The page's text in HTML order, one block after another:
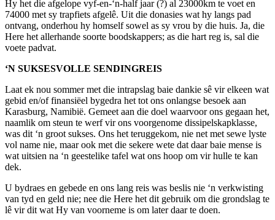
Hy het die afgelope vyf-en-‘n-half jaar (?) al 23000km te voet en
74000 met sy trapfiets afgelê. Uit die donasies wat hy langs pad
ontvang, onderhou hy homself sowel as sy vrou by die huis. Ja, die
Here het allerhande soorte boodskappers; as die hart reg is, sal die
voete padvat.
‘N SUKSESVOLLE SENDINGREIS
Laat ek nou sommer met die intrapslag baie dankie sê vir elkeen wat
gebid en/of finansiëel bygedra het tot ons onlangse besoek aan
Karasburg, Namibië. Gemeet aan die doel waarvoor ons gegaan het,
naamlik om steun te werf vir ons voorgenome dissipelskapklasse,
was dit ‘n groot sukses. Ons het teruggekom, nie net met sewe lyste
vol name nie, maar ook met die sekere wete dat daar baie mense is
wat uitsien na ‘n geestelike tafel wat ons hoop om vir hulle te kan
dek.
U bydraes en gebede en ons lang reis was beslis nie ‘n verkwisting
van tyd en geld nie; nee die Here het dit gebruik om die grondslag te
lê vir dit wat Hy van voorneme is om later daar te doen.